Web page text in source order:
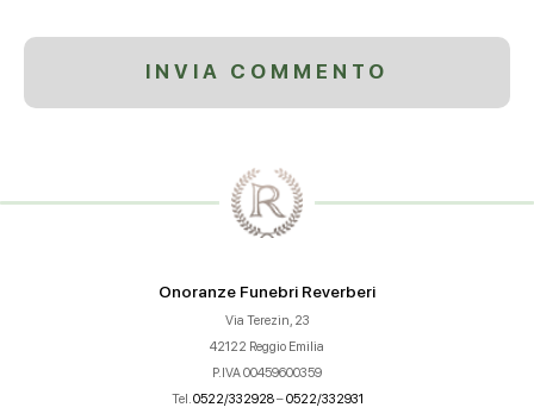
Onoranze Funebri Reverberi
Via Terezin, 23
42122 Reggio Emilia
P.IVA 00459600359
Tel. 0522/332928–0522/332931